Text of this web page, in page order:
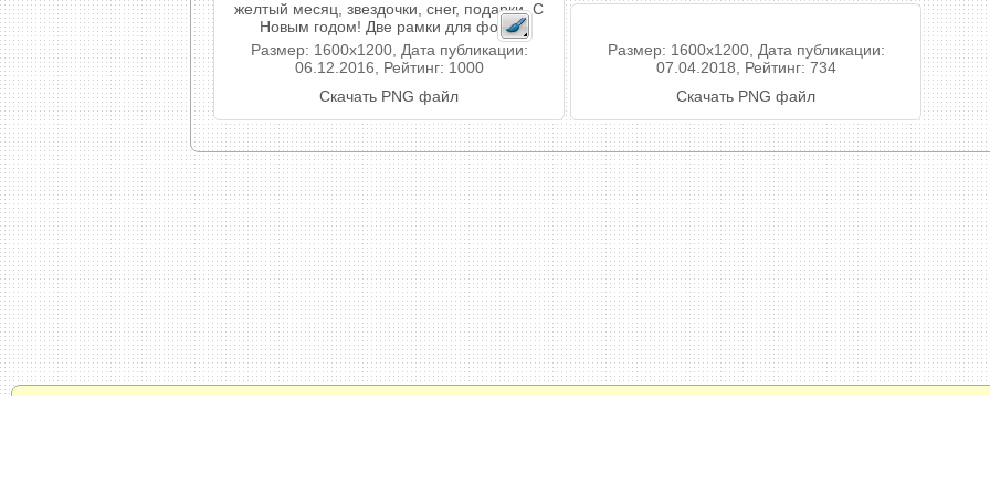
желтый месяц, звездочки, снег, подарки. С
Новым годом! Две рамки для фото.
Размер: 1600x1200, Дата публикации:
06.12.2016, Рейтинг: 1000
Скачать PNG файл
Размер: 1600x1200, Дата публикации:
07.04.2018, Рейтинг: 734
Скачать PNG файл